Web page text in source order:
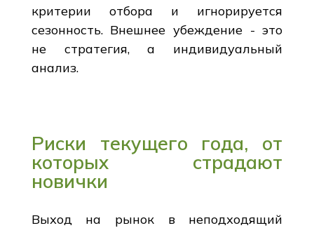
критерии отбора и игнорируется
сезонность. Внешнее убеждение - это
не стратегия, а индивидуальный
анализ.
Риски текущего года, от
которых страдают
новички
Выход на рынок в неподходящий